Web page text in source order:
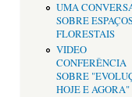
UMA
SOBRE
FLORESTAIS
VIDEO
CONFERÊNCIA
SOBRE
HOJE E AGORA"